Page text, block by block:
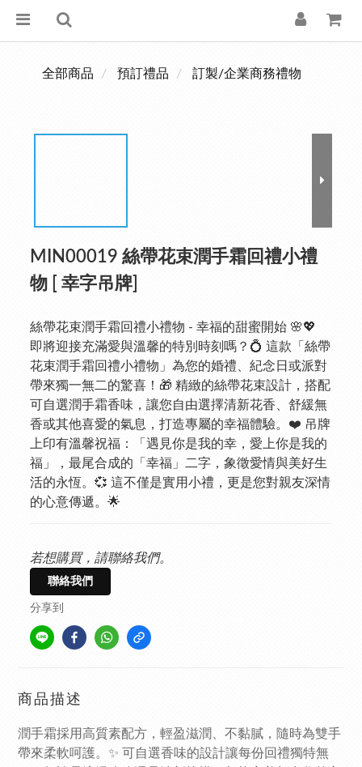
全部商品 預訂禮品 訂製/企業商務禮物
MIN00019 絲帶花束潤手霜回禮小禮
物 [ 幸字吊牌]
絲帶花束潤手霜回禮小禮物 - 幸福的甜蜜開始 🌸💖
即將迎接充滿愛與溫馨的特別時刻嗎？💍 這款「絲帶
花束潤手霜回禮小禮物」為您的婚禮、紀念日或派對
帶來獨一無二的驚喜！🎁 精緻的絲帶花束設計，搭配
可自選潤手霜香味，讓您自由選擇清新花香、舒緩無
香或其他喜愛的氣息，打造專屬的幸福體驗。❤️ 吊牌
上印有溫馨祝福：「遇見你是我的幸，愛上你是我的
福」，最尾合成的「幸福」二字，象徵愛情與美好生
活的永恆。💞 這不僅是實用小禮，更是您對親友深情
的心意傳遞。🌟
若想購買，請聯絡我們。
聯絡我們
分享到
商品描述
潤手霜採用高質素配方，輕盈滋潤、不黏膩，隨時為雙手
帶來柔軟呵護。✨ 可自選香味的設計讓每份回禮獨特無